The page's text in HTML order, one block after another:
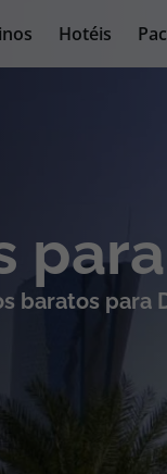
Hotéis
Blog
baratos para